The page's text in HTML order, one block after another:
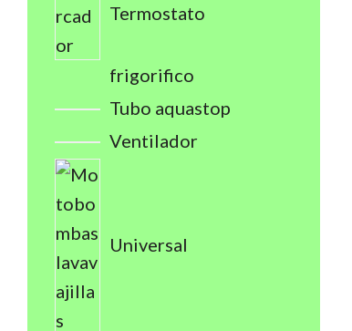
Termostato
frigorifico
Tubo aquastop
Ventilador
Universal